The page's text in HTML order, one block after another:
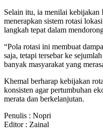
Selain itu, ia menilai kebijakan
menerapkan sistem rotasi
langkah tepat dalam
“Pola rotasi ini membuat
saja, tetapi tersebar ke
banyak masyarakat yang
Khemal berharap kebijakan
konsisten agar pertumbuhan
merata dan berkelanjutan.
Penulis : Nopri
Editor : Zainal